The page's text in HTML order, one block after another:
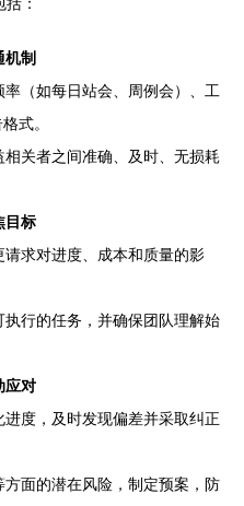
制
（如每日站会、周例会）、工
式。
关者之间准确、及时、无损耗
目标
求对进度、成本和质量的影
行的任务，并确保团队理解始
应对
度，及时发现偏差并采取纠正
面的潜在风险，制定预案，防